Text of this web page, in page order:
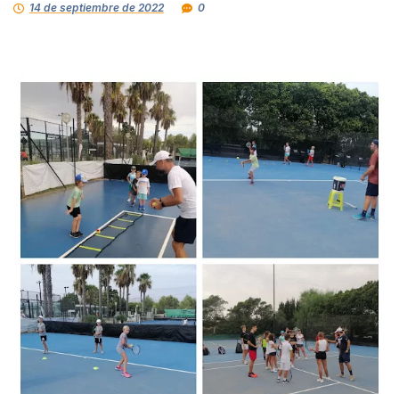
14 de septiembre de 2022 0